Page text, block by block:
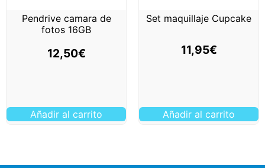
Pendrive camara de
fotos 16GB
12,50€
Añadir al carrito
Set maquillaje Cupcake
11,95€
Añadir al carrito